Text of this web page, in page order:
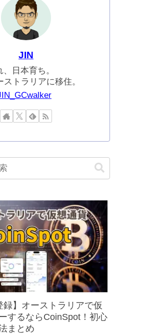
JIN
日本育ち。
ストラリアに移住。
録】オーストラリアで仮
するならCoinSpot！初心
まとめ